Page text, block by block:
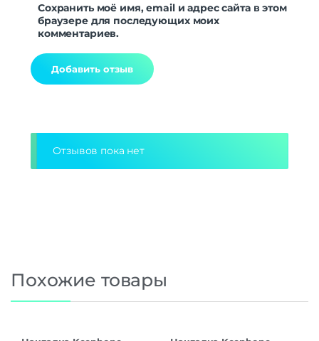
Сохранить моё имя, email и адрес сайта в этом
браузере для последующих моих
комментариев.
Отзывов пока нет
Похожие товары